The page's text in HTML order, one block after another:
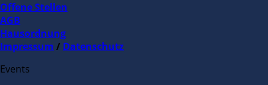
Offene Stellen
AGB
Hausordnung
Impressum / Datenschutz
Events